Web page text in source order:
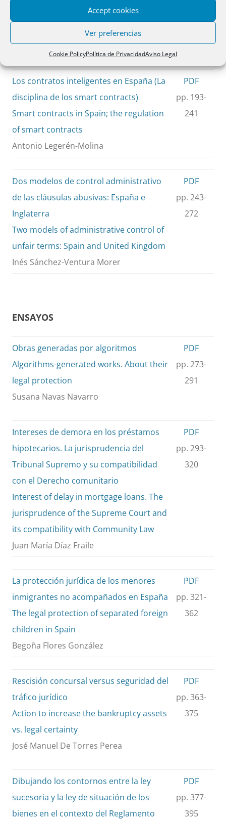
Accept cookies
Ver preferencias
Cookie PolicyPolítica de PrivacidadAviso Legal
The nullity of the expenses clause in the
mortgage loan contract
Laura Zumaquero Gil
Los contratos inteligentes en España (La
disciplina de los smart contracts)
Smart contracts in Spain; the regulation
of smart contracts
Antonio Legerén-Molina
PDF
pp. 193-
241
Dos modelos de control administrativo
de las cláusulas abusivas: España e
Inglaterra
Two models of administrative control of
unfair terms: Spain and United Kingdom
Inés Sánchez-Ventura Morer
PDF
pp. 243-
272
ENSAYOS
Obras generadas por algoritmos
Algorithms-generated works. About their
legal protection
Susana Navas Navarro
PDF
pp. 273-
291
Intereses de demora en los préstamos
hipotecarios. La jurisprudencia del
Tribunal Supremo y su compatibilidad
con el Derecho comunitario
Interest of delay in mortgage loans. The
jurisprudence of the Supreme Court and
its compatibility with Community Law
Juan María Díaz Fraile
PDF
pp. 293-
320
La protección jurídica de los menores
inmigrantes no acompañados en España
The legal protection of separated foreign
children in Spain
Begoña Flores González
PDF
pp. 321-
362
Rescisión concursal versus seguridad del
tráfico jurídico
Action to increase the bankruptcy assets
vs. legal certainty
José Manuel De Torres Perea
PDF
pp. 363-
375
Dibujando los contornos entre la ley
sucesoria y la ley de situación de los
bienes en el contexto del Reglamento
PDF
pp. 377-
395